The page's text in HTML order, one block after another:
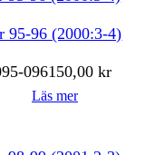
95-96 (2000:3-4)
096150,00kr
Läs mer